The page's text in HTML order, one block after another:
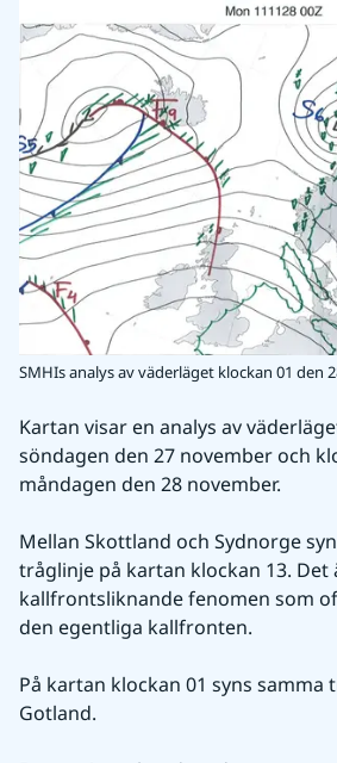
SMHIs analys av väderläget klockan 01 den
Kartan visar en analys av
söndagen den 27 november och
måndagen den 28 november.
Mellan Skottland och Sydnorge
tråglinje på kartan klockan 13. Det
kallfrontsliknande fenomen som
den egentliga kallfronten.
På kartan klockan 01 syns samma
Gotland.